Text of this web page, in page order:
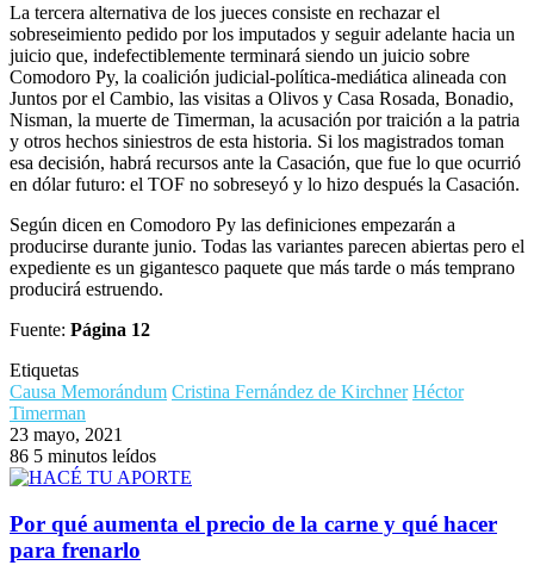
La tercera alternativa de los jueces consiste en rechazar el
sobreseimiento pedido por los imputados y seguir adelante hacia un
juicio que, indefectiblemente terminará siendo un juicio sobre
Comodoro Py, la coalición judicial-política-mediática alineada con
Juntos por el Cambio, las visitas a Olivos y Casa Rosada, Bonadio,
Nisman, la muerte de Timerman, la acusación por traición a la patria
y otros hechos siniestros de esta historia. Si los magistrados toman
esa decisión, habrá recursos ante la Casación, que fue lo que ocurrió
en dólar futuro: el TOF no sobreseyó y lo hizo después la Casación.
Según dicen en Comodoro Py las definiciones empezarán a
producirse durante junio. Todas las variantes parecen abiertas pero el
expediente es un gigantesco paquete que más tarde o más temprano
producirá estruendo.
Fuente: Página 12
Etiquetas
Causa Memorándum Cristina Fernández de Kirchner Héctor
Timerman
23 mayo, 2021
86 5 minutos leídos
Por qué aumenta el precio de la carne y qué hacer
para frenarlo